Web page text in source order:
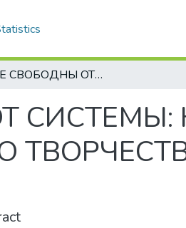
БУДЬТЕ СВОБОДНЫ ОТ СИСТЕМЫ: КОМПОЗИТОР СНЕЖАНА ПЫСЛАРЬ О ТВОРЧЕСТВЕ, ВРЕМЕНИ И ВИРТУАЛЬНОСТИ